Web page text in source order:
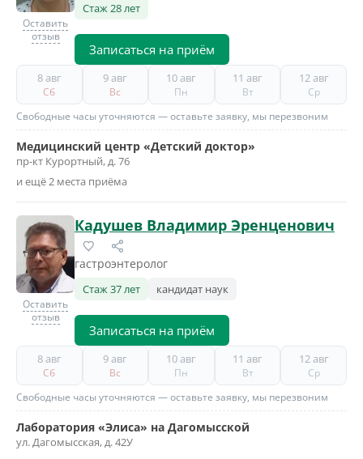
Оставить
отзыв
Стаж 28 лет
Записаться на приём
8 авг
Сб
9 авг
Вс
10 авг
Пн
11 авг
Вт
12 авг
Ср
Свободные часы уточняются — оставьте заявку, мы перезвоним
Медицинский центр «Детский доктор»
пр-кт Курортный, д. 76
и ещё 2 места приёма
Оставить
отзыв
Кадушев Владимир Эренценович
гастроэнтеролог
Стаж 37 лет кандидат наук
Записаться на приём
8 авг
Сб
9 авг
Вс
10 авг
Пн
11 авг
Вт
12 авг
Ср
Свободные часы уточняются — оставьте заявку, мы перезвоним
Лаборатория «Элиса» на Дагомысской
ул. Дагомысская, д. 42У